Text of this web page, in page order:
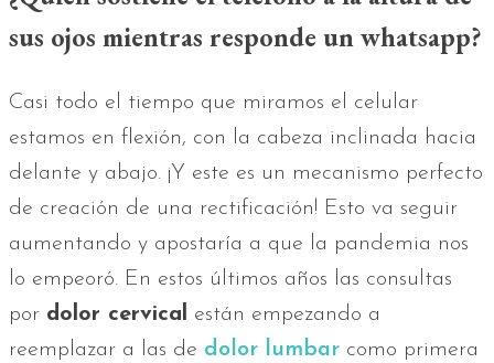
sus ojos mientras responde un whatsapp?
Casi todo el tiempo que miramos el celular
estamos en flexión, con la cabeza inclinada hacia
delante y abajo. ¡Y este es un mecanismo perfecto
de creación de una rectificación! Esto va seguir
aumentando y apostaría a que la pandemia nos
lo empeoró. En estos últimos años las consultas
por dolor cervical están empezando a
reemplazar a las de dolor lumbar como primera